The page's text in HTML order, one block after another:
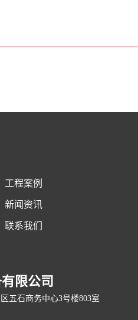
工程案例
新闻资讯
联系我们
限公司
五石商务中心3号楼803室